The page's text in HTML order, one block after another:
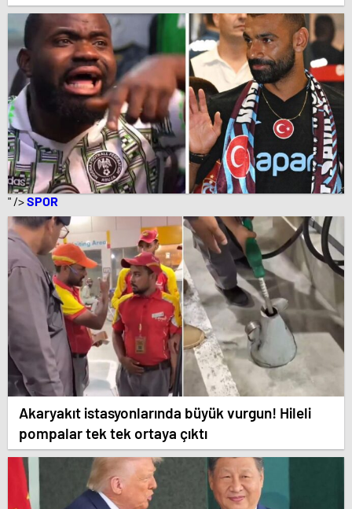
" />SPOR
Akaryakıt istasyonlarında büyük vurgun! Hileli
pompalar tek tek ortaya çıktı